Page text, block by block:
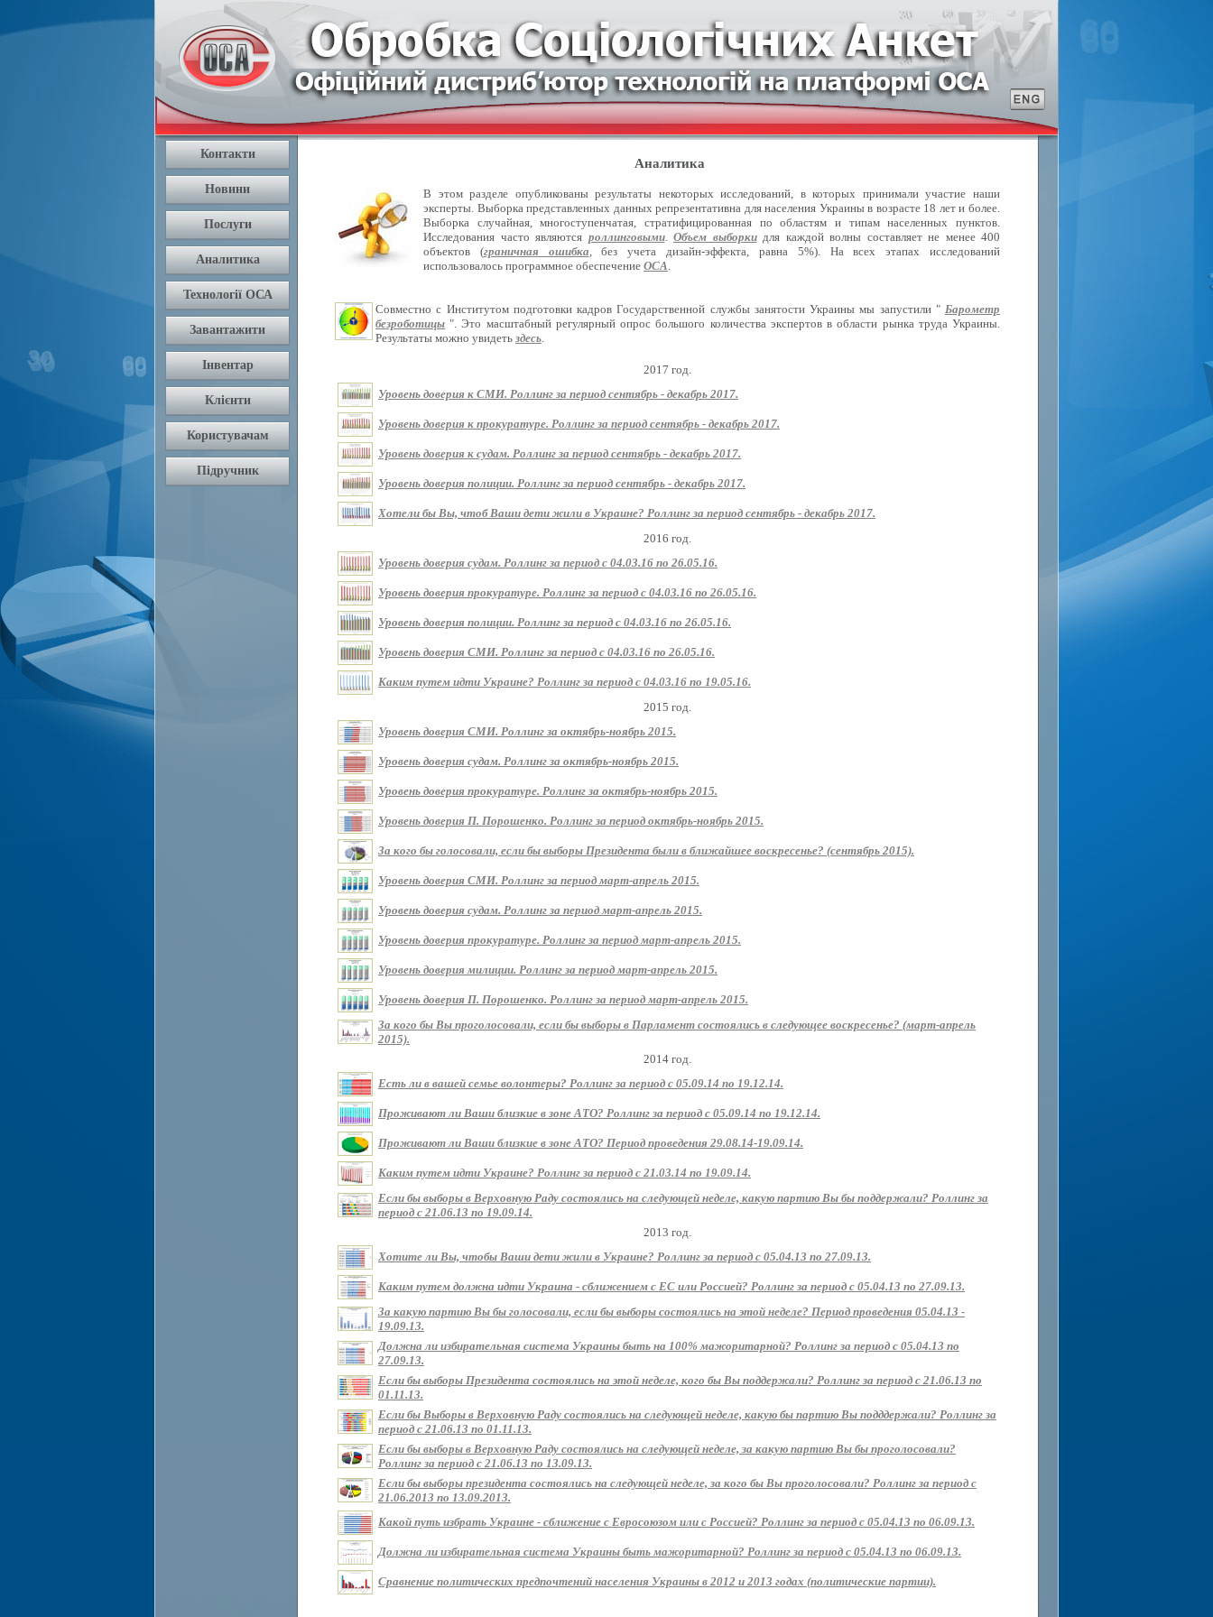
Аналитика
В этом разделе опубликованы результаты некоторых исследований, в которых принимали участие наши
эксперты. Выборка представленных данных репрезентативна для населения Украины в возрасте 18 лет и более.
Выборка случайная, многоступенчатая, стратифицированная по областям и типам населенных пунктов.
Исследования часто являются роллинговыми. Объем выборкидля каждой волны составляет не менее 400
объектов (граничная ошибка, без учета дизайн-эффекта, равна 5%). На всех этапах исследований
использовалось программное обеспечение ОСА.
Совместно с Институтом подготовки кадров Государственной службы занятости Украины мы запустили " Барометр
безроботицы ". Это масштабный регулярный опрос большого количества экспертов в области рынка труда Украины.
Результаты можно увидеть здесь.
2017 год.
Уровень доверия к СМИ. Роллинг за период сентябрь - декабрь 2017.
Уровень доверия к прокуратуре. Роллинг за период сентябрь - декабрь 2017.
Уровень доверия к судам. Роллинг за период сентябрь - декабрь 2017.
Уровень доверия полиции. Роллинг за период сентябрь - декабрь 2017.
Хотели бы Вы, чтоб Ваши дети жили в Украине? Роллинг за период сентябрь - декабрь 2017.
2016 год.
Уровень доверия судам. Роллинг за период с 04.03.16 по 26.05.16.
Уровень доверия прокуратуре. Роллинг за период с 04.03.16 по 26.05.16.
Уровень доверия полиции. Роллинг за период с 04.03.16 по 26.05.16.
Уровень доверия СМИ. Роллинг за период с 04.03.16 по 26.05.16.
Каким путем идти Украине? Роллинг за период с 04.03.16 по 19.05.16.
2015 год.
Уровень доверия СМИ. Роллинг за октябрь-ноябрь 2015.
Уровень доверия судам. Роллинг за октябрь-ноябрь 2015.
Уровень доверия прокуратуре. Роллинг за октябрь-ноябрь 2015.
Уровень доверия П. Порошенко. Роллинг за период октябрь-ноябрь 2015.
За кого бы голосовали, если бы выборы Президента были в ближайшее воскресенье? (сентябрь 2015).
Уровень доверия СМИ. Роллинг за период март-апрель 2015.
Уровень доверия судам. Роллинг за период март-апрель 2015.
Уровень доверия прокуратуре. Роллинг за период март-апрель 2015.
Уровень доверия милиции. Роллинг за период март-апрель 2015.
Уровень доверия П. Порошенко. Роллинг за период март-апрель 2015.
За кого бы Вы проголосовали, если бы выборы в Парламент состоялись в следующее воскресенье? (март-апрель
2015).
2014 год.
Есть ли в вашей семье волонтеры? Роллинг за период с 05.09.14 по 19.12.14.
Проживают ли Ваши близкие в зоне АТО? Роллинг за период с 05.09.14 по 19.12.14.
Проживают ли Ваши близкие в зоне АТО? Период проведения 29.08.14-19.09.14.
Каким путем идти Украине? Роллинг за период с 21.03.14 по 19.09.14.
Если бы выборы в Верховную Раду состоялись на следующей неделе, какую партию Вы бы поддержали? Роллинг за
период с 21.06.13 по 19.09.14.
2013 год.
Хотите ли Вы, чтобы Ваши дети жили в Украине? Роллинг за период с 05.04.13 по 27.09.13.
Каким путем должна идти Украина - сближением с ЕС или Россией? Роллинг за период с 05.04.13 по 27.09.13.
За какую партию Вы бы голосовали, если бы выборы состоялись на этой неделе? Период проведения 05.04.13 -
19.09.13.
Должна ли избирательная система Украины быть на 100% мажоритарной? Роллинг за период с 05.04.13 по
27.09.13.
Если бы выборы Президента состоялись на этой неделе, кого бы Вы поддержали? Роллинг за период с 21.06.13 по
01.11.13.
Если бы Выборы в Верховную Раду состоялись на следующей неделе, какую бы партию Вы подддержали? Роллинг за
период с 21.06.13 по 01.11.13.
Если бы выборы в Верховную Раду состоялись на следующей неделе, за какую партию Вы бы проголосовали?
Роллинг за период с 21.06.13 по 13.09.13.
Если бы выборы президента состоялись на следующей неделе, за кого бы Вы проголосовали? Роллинг за период с
21.06.2013 по 13.09.2013.
Какой путь избрать Украине - сближение с Евросоюзом или с Россией? Роллинг за период с 05.04.13 по 06.09.13.
Должна ли избирательная система Украины быть мажоритарной? Роллинг за период с 05.04.13 по 06.09.13.
Сравнение политических предпочтений населения Украины в 2012 и 2013 годах (политические партии).